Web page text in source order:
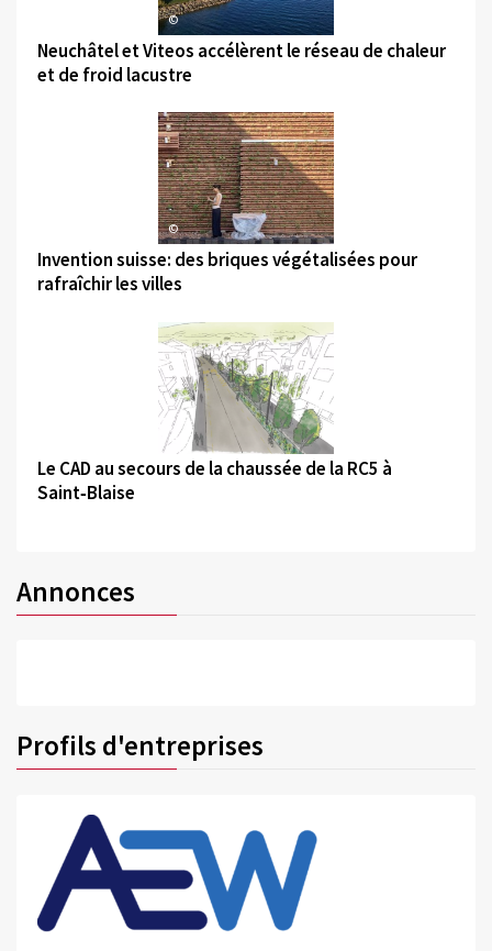
©
Neuchâtel et Viteos accélèrent le réseau de chaleur
et de froid lacustre
©
Invention suisse: des briques végétalisées pour
rafraîchir les villes
©
Le CAD au secours de la chaussée de la RC5 à
Saint‑Blaise
Annonces
Profils d'entreprises